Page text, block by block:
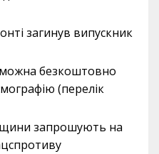
загинув випускник
безкоштовно
(перелік
запрошують на